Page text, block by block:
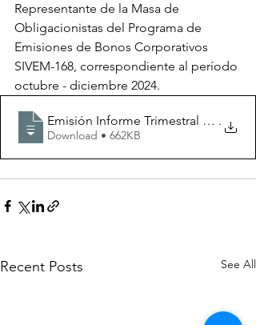
Representante de la Masa de
Obligacionistas del Programa de
Emisiones de Bonos Corporativos
SIVEM-168, correspondiente al período
octubre - diciembre 2024.
Emisión Informe Trimestral del.
Download • 662KB
Recent Posts See All